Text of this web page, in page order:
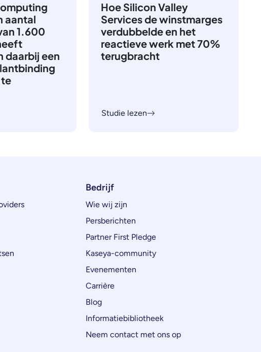
aantal
1.600
daarbij een
Hoe Silicon Valley
Services de winstmarges
verdubbelde en het
reactieve werk met 70%
terugbracht
Studie lezen
Bedrijf
Wie wij zijn
Persberichten
Partner First Pledge
Kaseya-community
Evenementen
Carrière
Blog
Informatiebibliotheek
Neem contact met ons op